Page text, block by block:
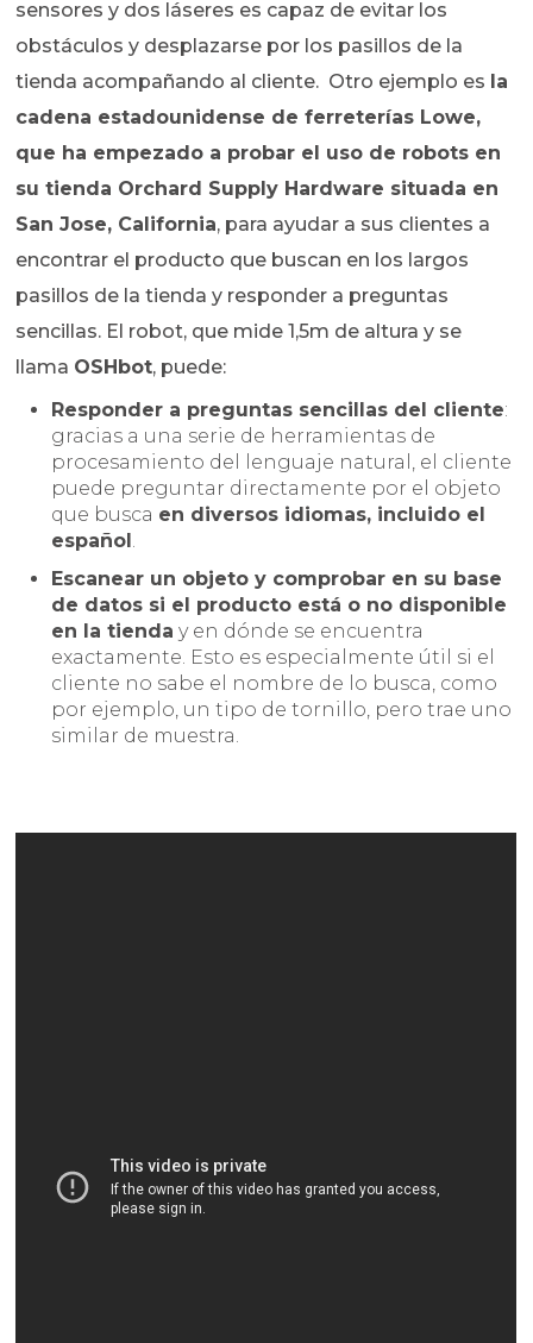
sensores y dos láseres es capaz de evitar los
obstáculos y desplazarse por los pasillos de la
tienda acompañando al cliente. Otro ejemplo es la
cadena estadounidense de ferreterías Lowe,
que ha empezado a probar el uso de robots en
su tienda Orchard Supply Hardware situada en
San Jose, California, para ayudar a sus clientes a
encontrar el producto que buscan en los largos
pasillos de la tienda y responder a preguntas
sencillas. El robot, que mide 1,5m de altura y se
llama OSHbot, puede:
Responder a preguntas sencillas del cliente:
gracias a una serie de herramientas de
procesamiento del lenguaje natural, el cliente
puede preguntar directamente por el objeto
que busca en diversos idiomas, incluido el
español
Escanear un objeto y comprobar en su base
de datos si el producto está o no disponible
en la tienda y en dónde se encuentra
exactamente. Esto es especialmente útil si el
cliente no sabe el nombre de lo busca, como
por ejemplo, un tipo de tornillo, pero trae uno
similar de muestra.